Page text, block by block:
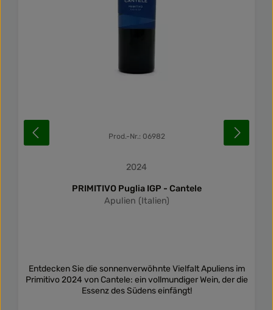
Prod.-Nr.: 06982
2024
PRIMITIVO Puglia IGP - Cantele
Apulien (Italien)
Entdecken Sie die sonnenverwöhnte Vielfalt Apuliens im
Primitivo 2024 von Cantele: ein vollmundiger Wein, der die
Essenz des Südens einfängt!